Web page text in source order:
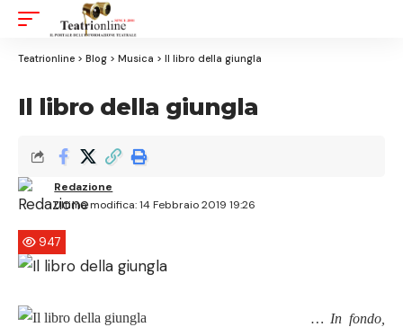
Teatrionline > Blog > Musica > Il libro della giungla
Il libro della giungla
Ultima modifica: 14 Febbraio 2019 19:26
Redazione
947
… In fondo,